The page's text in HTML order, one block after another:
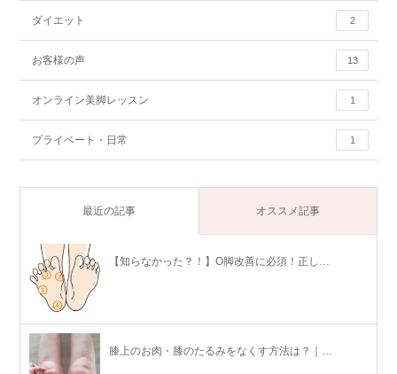
ダイエット 2
お客様の声 13
オンライン美脚レッスン 1
プライベート・日常 1
最近の記事 オススメ記事
【知らなかった？！】O脚改善に必須！正し…
膝上のお肉・膝のたるみをなくす方法は？｜…